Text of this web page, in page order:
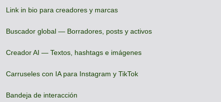
Link in bio para creadores y marcas
Buscador global — Borradores, posts y activos
Creador AI — Textos, hashtags e imágenes
Carruseles con IA para Instagram y TikTok
Bandeja de interacción